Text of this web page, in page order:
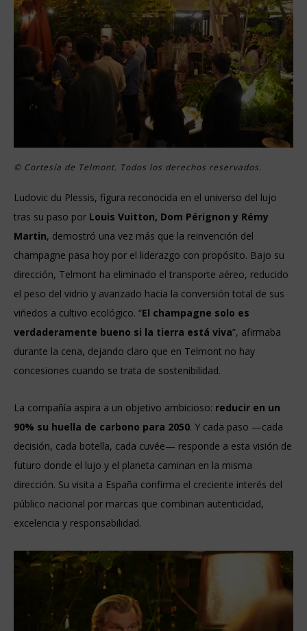
© Cortesía de Telmont. Todos los derechos reservados.
Ludovic du Plessis, figura reconocida en el universo del lujo
tras su paso por Louis Vuitton, Dom Pérignon y Rémy
Martin, demostró una vez más que la reinvención del
champagne pasa hoy por el liderazgo con propósito. Bajo su
dirección, Telmont ha eliminado el transporte aéreo, reducido
el peso del vidrio y avanzado hacia la conversión total de sus
viñedos a cultivo ecológico. “El champagne solo es
verdaderamente bueno si la tierra está viva”, afirmaba
durante la cena, dejando claro que en Telmont no hay
concesiones cuando se trata de sostenibilidad.
La compañía aspira a un objetivo ambicioso: reducir en un
90% su huella de carbono para 2050. Y cada paso —cada
decisión, cada botella, cada cuvée— responde a esta visión de
futuro donde el lujo y el planeta caminan en la misma
dirección. Su visita a España confirma el creciente interés del
público nacional por marcas que combinan autenticidad,
excelencia y responsabilidad.